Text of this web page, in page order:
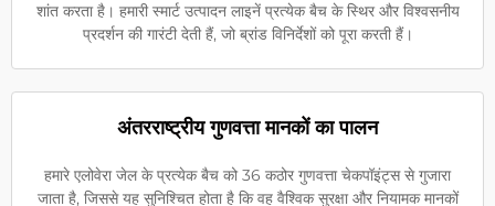
शांत करता है। हमारी स्मार्ट उत्पादन लाइनें प्रत्येक बैच के स्थिर और विश्वसनीय
प्रदर्शन की गारंटी देती हैं, जो ब्रांड विनिर्देशों को पूरा करती हैं।
अंतरराष्ट्रीय गुणवत्ता मानकों का पालन
हमारे एलोवेरा जेल के प्रत्येक बैच को 36 कठोर गुणवत्ता चेकपॉइंट्स से गुजारा
जाता है, जिससे यह सुनिश्चित होता है कि वह वैश्विक सुरक्षा और नियामक मानकों